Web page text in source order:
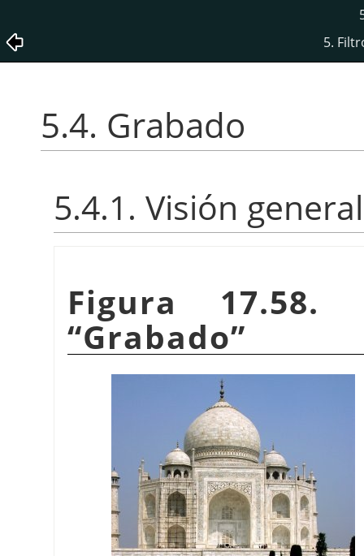
5.
5.4. Grabado
5.4.1. Visión general
Figura
“Grabado”